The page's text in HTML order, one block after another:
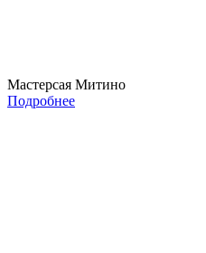
Мастерсая Митино
Подробнее